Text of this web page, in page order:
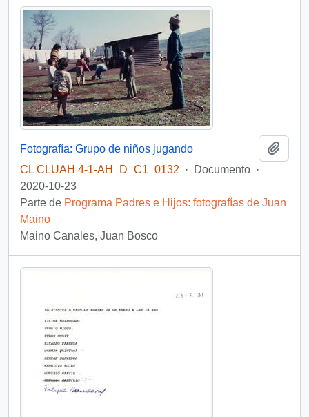
Fotografía: Grupo de niños jugando
CL CLUAH 4-1-AH_D_C1_0132
· Documento ·
2020-10-23
Parte de Programa Padres e Hijos: fotografías de Juan
Maino
Maino Canales, Juan Bosco